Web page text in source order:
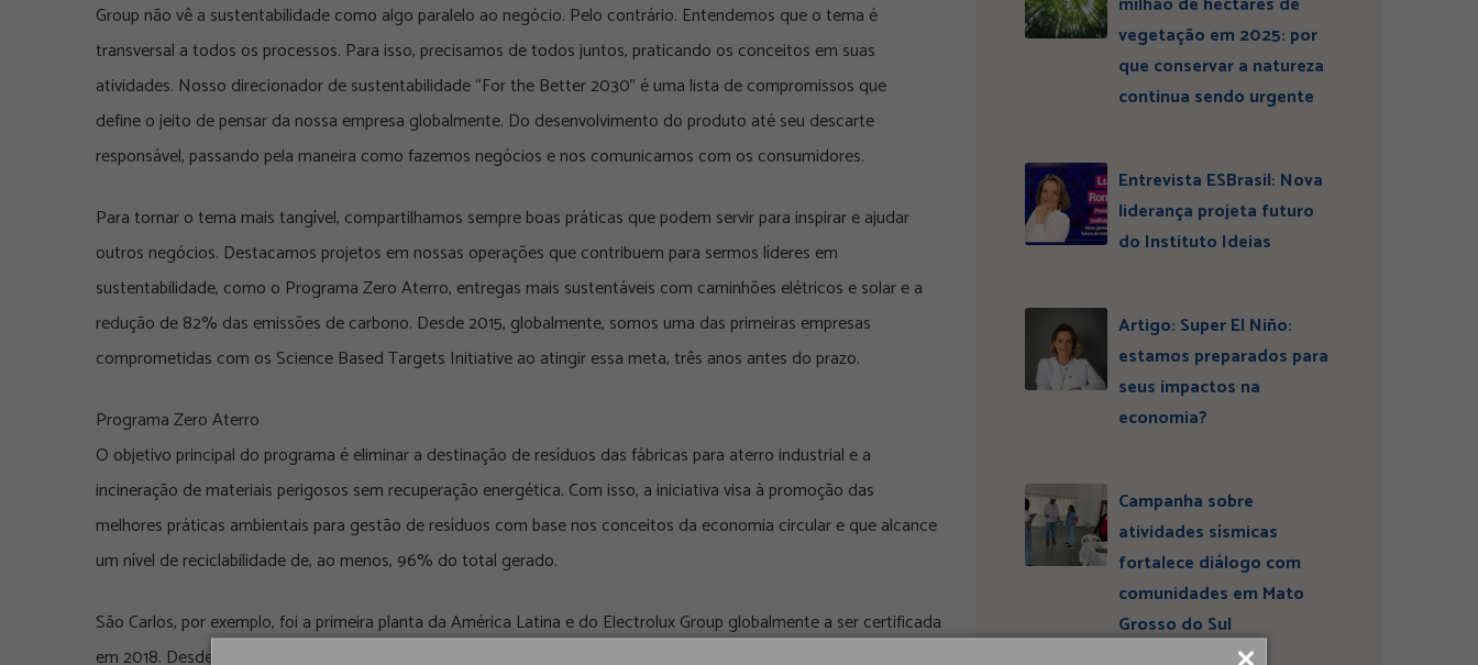
Group não vê a sustentabilidade como algo paralelo ao negócio. Pelo contrário. Entendemos que o tema é
transversal a todos os processos. Para isso, precisamos de todos juntos, praticando os conceitos em suas
atividades. Nosso direcionador de sustentabilidade “For the Better 2030” é uma lista de compromissos que
define o jeito de pensar da nossa empresa globalmente. Do desenvolvimento do produto até seu descarte
responsável, passando pela maneira como fazemos negócios e nos comunicamos com os consumidores.
Para tornar o tema mais tangível, compartilhamos sempre boas práticas que podem servir para inspirar e ajudar
outros negócios. Destacamos projetos em nossas operações que contribuem para sermos líderes em
sustentabilidade, como o Programa Zero Aterro, entregas mais sustentáveis com caminhões elétricos e solar e a
redução de 82% das emissões de carbono. Desde 2015, globalmente, somos uma das primeiras empresas
comprometidas com os Science Based Targets Initiative ao atingir essa meta, três anos antes do prazo.
Programa Zero Aterro
O objetivo principal do programa é eliminar a destinação de resíduos das fábricas para aterro industrial e a
incineração de materiais perigosos sem recuperação energética. Com isso, a iniciativa visa à promoção das
melhores práticas ambientais para gestão de resíduos com base nos conceitos da economia circular e que alcance
um nível de reciclabilidade de, ao menos, 96% do total gerado.
São Carlos, por exemplo, foi a primeira planta da América Latina e do Electrolux Group globalmente a ser certificada
em 2018. Desde então, esse programa foi implantado em 2021 nas fábricas localizadas em Curitiba, Manaus e
vegetação em 2025: por
que conservar a natureza
continua sendo urgente
Entrevista ESBrasil: Nova
liderança projeta futuro
do Instituto Ideias
Artigo: Super El Niño:
estamos preparados para
seus impactos na
economia?
Campanha sobre
atividades sísmicas
fortalece diálogo com
comunidades em Mato
Grosso do Sul